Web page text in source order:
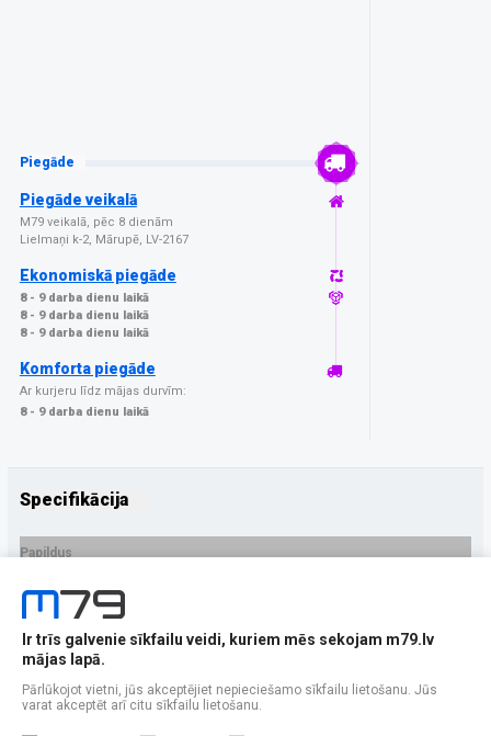
Piegāde
Piegāde veikalā
M79 veikalā, pēc 8 dienām
Lielmaņi k-2, Mārupē, LV-2167
Ekonomiskā piegāde
8 - 9 darba dienu laikā
8 - 9 darba dienu laikā
8 - 9 darba dienu laikā
Komforta piegāde
Ar kurjeru līdz mājas durvīm:
8 - 9 darba dienu laikā
Specifikācija
Papildus
Ražotājs
PRECES APRAKSTS
EAN - 5906146483255
Ir trīs galvenie sīkfailu veidi, kuriem mēs sekojam m79.lv
mājas lapā.
Pārlūkojot vietni, jūs akceptējiet nepieciešamo sīkfailu lietošanu. Jūs
varat akceptēt arī citu sīkfailu lietošanu.